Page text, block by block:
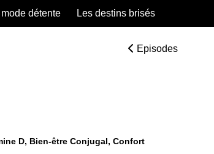
détente Les destins brisés
Episodes
D, Bien-être Conjugal, Confort